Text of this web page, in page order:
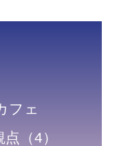
フェ
（4）